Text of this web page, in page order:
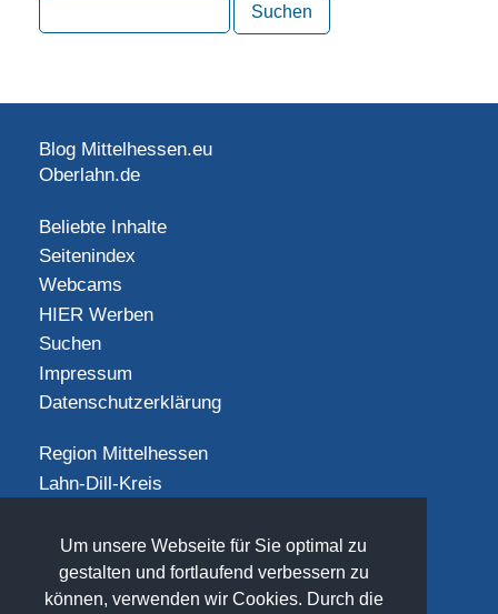
Um unsere Webseite für Sie optimal zu
gestalten und fortlaufend verbessern zu
können, verwenden wir Cookies. Durch die
Blog Mittelhessen.eu
Oberlahn.de
Beliebte Inhalte
Seitenindex
Webcams
HIER Werben
Suchen
Impressum
Datenschutzerklärung
Region Mittelhessen
Lahn-Dill-Kreis
Landkreis Limburg-Weilburg
Landkreis Marburg-Biedenkopf
Vogelsbergkreis